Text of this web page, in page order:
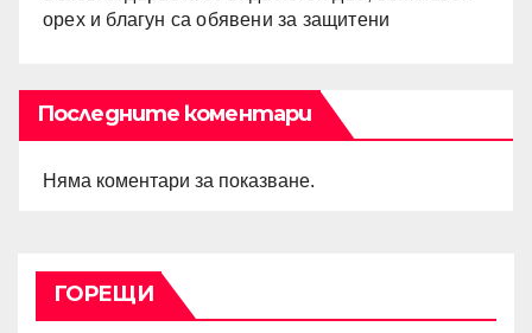
орех и благун са обявени за защитени
Последните коментари
Няма коментари за показване.
ГОРЕЩИ